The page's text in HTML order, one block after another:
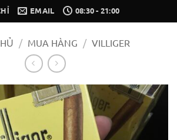
EMAIL 08:30 - 21:00
/ MUA HÀNG / VILLIGER